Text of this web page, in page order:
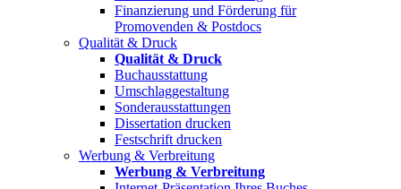
Finanzierung und Förderung für
Promovenden & Postdocs
Qualität & Druck
Qualität & Druck
Buchausstattung
Umschlaggestaltung
Sonderausstattungen
Dissertation drucken
Festschrift drucken
Werbung & Verbreitung
Werbung & Verbreitung